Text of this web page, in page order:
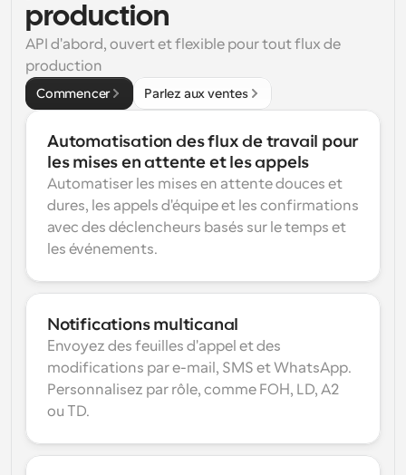
production
API d'abord, ouvert et flexible pour tout flux de
production
Commencer Parlez aux ventes
Automatisation des flux de travail pour
les mises en attente et les appels
Automatiser les mises en attente douces et
dures, les appels d'équipe et les confirmations
avec des déclencheurs basés sur le temps et
les événements.
Notifications multicanal
Envoyez des feuilles d'appel et des
modifications par e-mail, SMS et WhatsApp.
Personnalisez par rôle, comme FOH, LD, A2
ou TD.